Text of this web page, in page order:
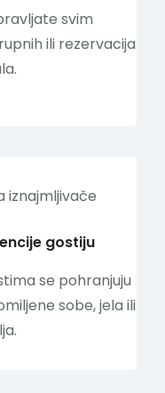
svim
ili rezervacija
gostiju
se pohranjuju
sobe, jela ili